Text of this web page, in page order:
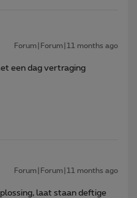
Forum|Forum|11 months ago
een dag vertraging
Forum|Forum|11 months ago
laat staan deftige